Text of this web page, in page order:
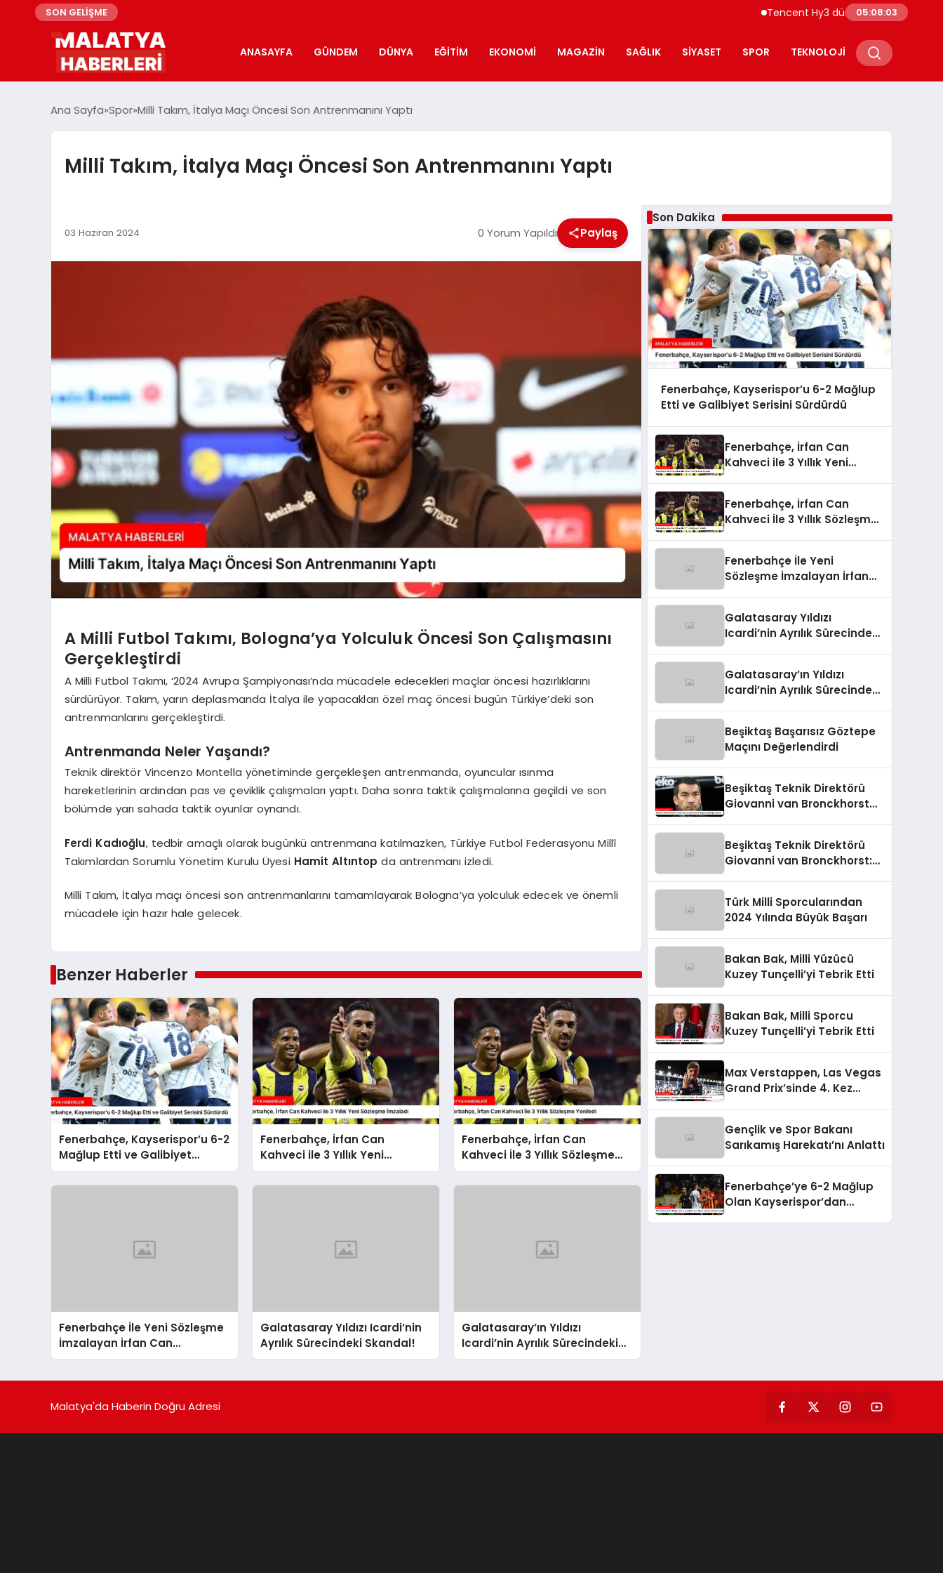
SON GELİŞME Tencent Hy3 dünya genelinde kullanıma
05:08:04
ANASAYFA GÜNDEM DÜNYA EĞITIM EKONOMI MAGAZIN SAĞLIK SIYASET SPOR TEKNOLOJI
Ana Sayfa Spor Milli Takım, İtalya Maçı Öncesi Son Antrenmanını Yaptı
Milli Takım, İtalya Maçı Öncesi Son Antrenmanını Yaptı
03 Haziran 2024 0 Yorum Yapıldı Paylaş
A Milli Futbol Takımı, Bologna’ya Yolculuk Öncesi Son Çalışmasını
Gerçekleştirdi
A Milli Futbol Takımı, ‘2024 Avrupa Şampiyonası’nda mücadele edecekleri maçlar öncesi hazırlıklarını
sürdürüyor. Takım, yarın deplasmanda İtalya ile yapacakları özel maç öncesi bugün Türkiye’deki son
antrenmanlarını gerçekleştirdi.
Antrenmanda Neler Yaşandı?
Teknik direktör Vincenzo Montella yönetiminde gerçekleşen antrenmanda, oyuncular ısınma
hareketlerinin ardından pas ve çeviklik çalışmaları yaptı. Daha sonra taktik çalışmalarına geçildi ve son
bölümde yarı sahada taktik oyunlar oynandı.
Ferdi Kadıoğlu, tedbir amaçlı olarak bugünkü antrenmana katılmazken, Türkiye Futbol Federasyonu Millî
Takımlardan Sorumlu Yönetim Kurulu Üyesi Hamit Altıntop da antrenmanı izledi.
Milli Takım, İtalya maçı öncesi son antrenmanlarını tamamlayarak Bologna’ya yolculuk edecek ve önemli
mücadele için hazır hale gelecek.
Benzer Haberler
Fenerbahçe, Kayserispor’u 6-2
Mağlup Etti ve Galibiyet
Serisini Sürdürdü
Fenerbahçe, İrfan Can
Kahveci ile 3 Yıllık Yeni
Sözleşme İmzaladı
Fenerbahçe, İrfan Can
Kahveci İle 3 Yıllık Sözleşme
Yeniledi
Fenerbahçe İle Yeni Sözleşme
İmzalayan İrfan Can
Kahveci’nin Maaşı %100 Arttı
Galatasaray Yıldızı Icardi’nin
Ayrılık Sürecindeki Skandal!
Galatasaray’ın Yıldızı
Icardi’nin Ayrılık Sürecindeki
Sevgilisi, Rapçi L-Gante’den
Son Dakika
Fenerbahçe, Kayserispor’u 6-2 Mağlup
Etti ve Galibiyet Serisini Sürdürdü
Fenerbahçe, İrfan Can
Kahveci ile 3 Yıllık Yeni
Fenerbahçe, İrfan Can
Kahveci İle 3 Yıllık Sözleşme
Fenerbahçe İle Yeni
Sözleşme İmzalayan İrfan
Galatasaray Yıldızı
Icardi’nin Ayrılık Sürecindeki
Galatasaray’ın Yıldızı
Icardi’nin Ayrılık Sürecindeki
Beşiktaş Başarısız Göztepe
Maçını Değerlendirdi
Beşiktaş Teknik Direktörü
Giovanni van Bronckhorst
Beşiktaş Teknik Direktörü
Giovanni van Bronckhorst:
Türk Milli Sporcularından
2024 Yılında Büyük Başarı
Bakan Bak, Milli Yüzücü
Kuzey Tunçelli’yi Tebrik Etti
Bakan Bak, Milli Sporcu
Kuzey Tunçelli’yi Tebrik Etti
Max Verstappen, Las Vegas
Grand Prix’sinde 4. Kez
Gençlik ve Spor Bakanı
Sarıkamış Harekatı’nı Anlattı
Fenerbahçe’ye 6-2 Mağlup
Olan Kayserispor’dan
Malatya'da Haberin Doğru Adresi